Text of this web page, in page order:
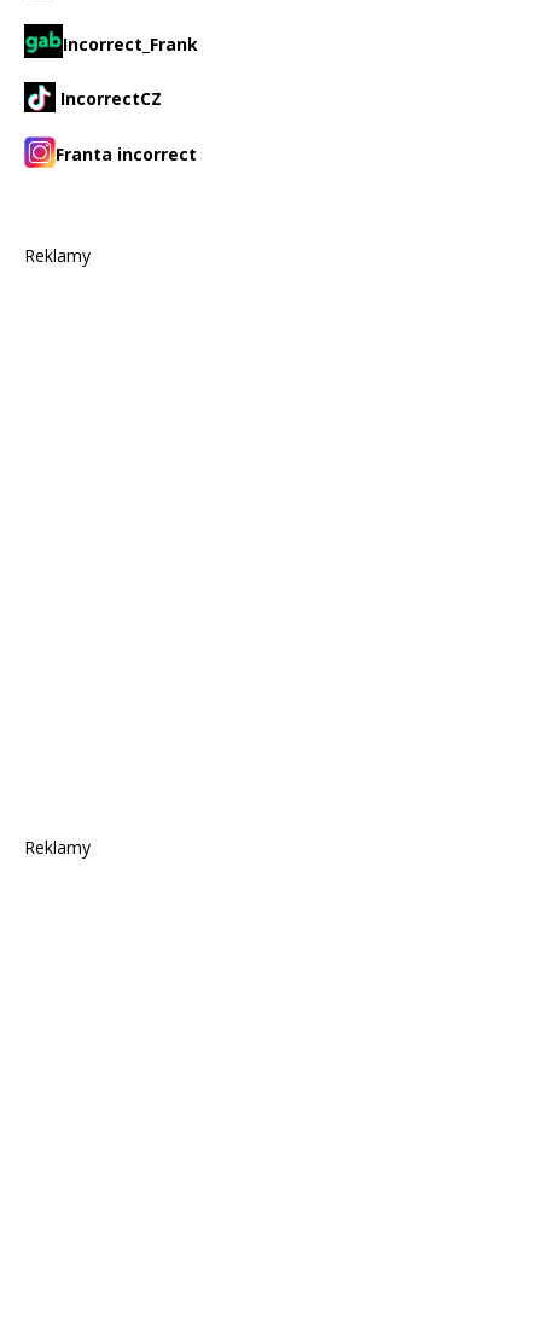
Incorrect_Frank
IncorrectCZ
Franta incorrect
Reklamy
Reklamy